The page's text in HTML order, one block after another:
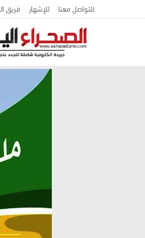
للتواصل معنا للإشهار فريق